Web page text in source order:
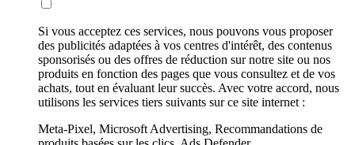
Si vous acceptez ces services, nous pouvons vous proposer
des publicités adaptées à vos centres d'intérêt, des contenus
sponsorisés ou des offres de réduction sur notre site ou nos
produits en fonction des pages que vous consultez et de vos
achats, tout en évaluant leur succès. Avec votre accord, nous
utilisons les services tiers suivants sur ce site internet :
Meta-Pixel, Microsoft Advertising, Recommandations de